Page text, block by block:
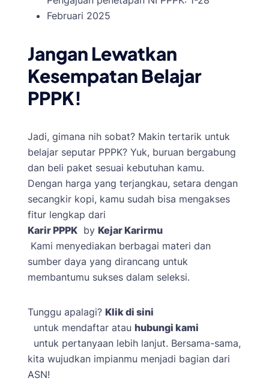
Februari 2025
Jangan Lewatkan
Kesempatan Belajar
PPPK!
Jadi, gimana nih sobat? Makin tertarik untuk
belajar seputar PPPK? Yuk, buruan bergabung
dan beli paket sesuai kebutuhan kamu.
Dengan harga yang terjangkau, setara dengan
secangkir kopi, kamu sudah bisa mengakses
fitur lengkap dari
Karir PPPK by Kejar Karirmu
Kami menyediakan berbagai materi dan
sumber daya yang dirancang untuk
membantumu sukses dalam seleksi.
Tunggu apalagi? Klik di sini
untuk mendaftar atau hubungi kami
untuk pertanyaan lebih lanjut. Bersama-sama,
kita wujudkan impianmu menjadi bagian dari
ASN!